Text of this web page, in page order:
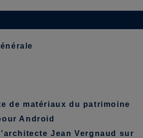
de matériaux du patrimoine
Android
Jean Vergnaud sur